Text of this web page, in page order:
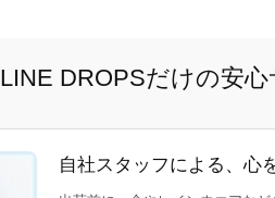
LINE DROPSだけの安
自社スタッフによる、心